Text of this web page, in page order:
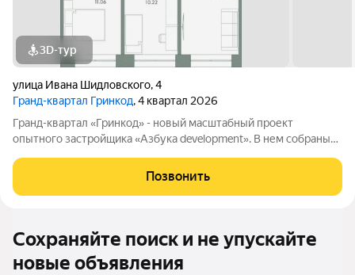
3D-тур
улица Ивана Шидловского,4
Гранд-квартал Гринкод, 4 квартал 2026
Гранд-квартал «Гринкод» - новый масштабный проект
опытного застройщика «Азбука development». В нем собраны
чтобы создать среду для счастливой семейной жизни. Квартал
расположен в 44 микрорайоне
Позвонить
Сохраняйте поиск и не упускайте
новые объявления